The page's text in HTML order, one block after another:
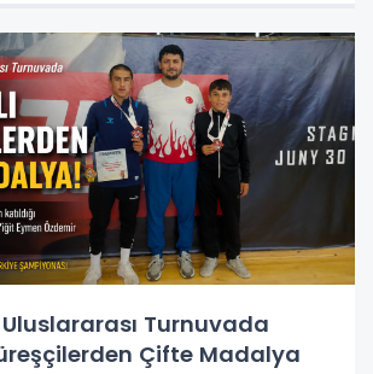
Turnuvada
Çifte Madalya